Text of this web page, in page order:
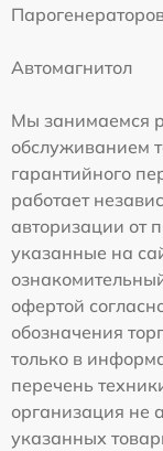
Автомагнитол
Мы занимаемся
обслуживанием
гарантийного
работает
авторизации от
указанные на
офертой
обозначения
только в
перечень
организация не
указанных